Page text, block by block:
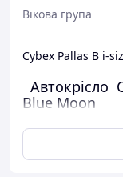
Вікова група
Cybex Pallas B i-
Автокрісло
Blue Moon
Група: 1/2/3 Вік:
Зріст: 76-150см